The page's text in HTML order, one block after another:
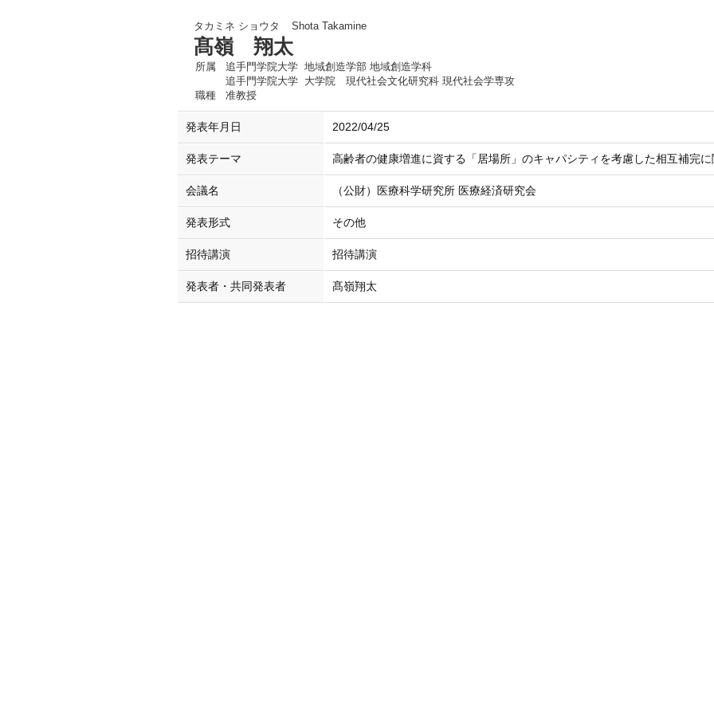
タカミネ ショウタ Shota Takamine
髙嶺 翔太
所属
追手門学院大学 地域創造学部 地域創造学科
追手門学院大学 大学院 現代社会文化研究科 現代社会学専攻
職種
准教授
発表年月日 2022/04/25
発表テーマ 高齢者の健康増進に資する「居場所」のキャパシティを考慮した相互補完
会議名 （公財）医療科学研究所 医療経済研究会
発表形式 その他
招待講演 招待講演
発表者・共同発表者 髙嶺翔太